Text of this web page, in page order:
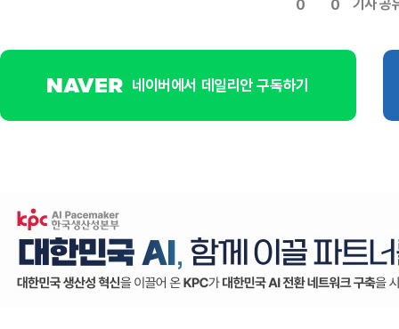
0 0
네이버에서 데일리안 구독하기